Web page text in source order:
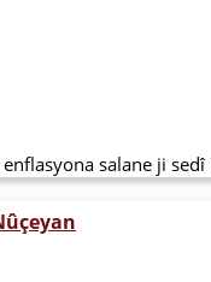
salane ji